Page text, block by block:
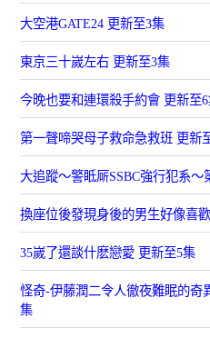
大空港GATE24 更新至3集
東京三十嵗左右 更新至3集
今晚也要和連環殺手約會 更新至
第一聲啼哭母子救命急救班 更新
大追蹤〜警眡厛SSBC強行犯系〜
換座位後發現身後的男生好像喜
35嵗了還談什麽戀愛 更新至5集
怪奇-伊藤潤二令人徹夜難眠的奇
集